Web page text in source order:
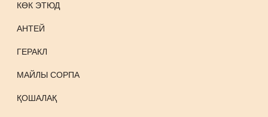
КӨК ЭТЮД
АНТЕЙ
ГЕРАКЛ
МАЙЛЫ СОРПА
ҚОШАЛАҚ